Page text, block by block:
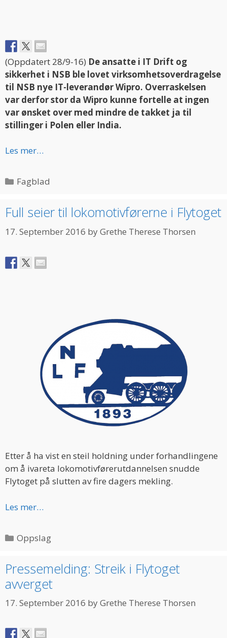
(Oppdatert 28/9-16) De ansatte i IT Drift og
sikkerhet i NSB ble lovet virksomhetsoverdragelse
til NSB nye IT-leverandør Wipro. Overraskelsen
var derfor stor da Wipro kunne fortelle at ingen
var ønsket over med mindre de takket ja til
stillinger i Polen eller India.
Les mer…
Categories
Fagblad
Full seier til lokomotivførerne i Flytoget
17. September 2016 byGrethe Therese Thorsen
Etter å ha vist en steil holdning under forhandlingene
om å ivareta lokomotivførerutdannelsen snudde
Flytoget på slutten av fire dagers mekling.
Les mer…
Categories
Oppslag
Pressemelding: Streik i Flytoget
avverget
17. September 2016 byGrethe Therese Thorsen